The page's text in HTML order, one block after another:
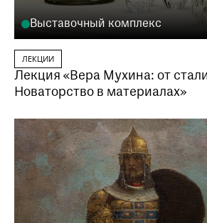
Выставочный комплекс
ЛЕКЦИИ
Лекция «Вера Мухина: от
Новаторство в материалах»